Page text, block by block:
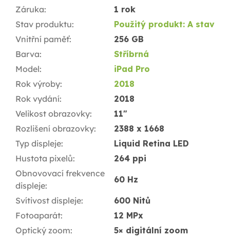
Záruka:
1 rok
Stav produktu:
Použitý produkt: A stav
Vnitřní paměť:
256 GB
Barva:
Stříbrná
Model:
iPad Pro
Rok výroby:
2018
Rok vydání:
2018
Velikost obrazovky:
11"
Rozlišení obrazovky:
2388 x 1668
Typ displeje:
Liquid Retina LED
Hustota pixelů:
264 ppi
Obnovovací frekvence
displeje:
60 Hz
Svítivost displeje:
600 Nitů
Fotoaparát:
12 MPx
Optický zoom:
5× digitální zoom